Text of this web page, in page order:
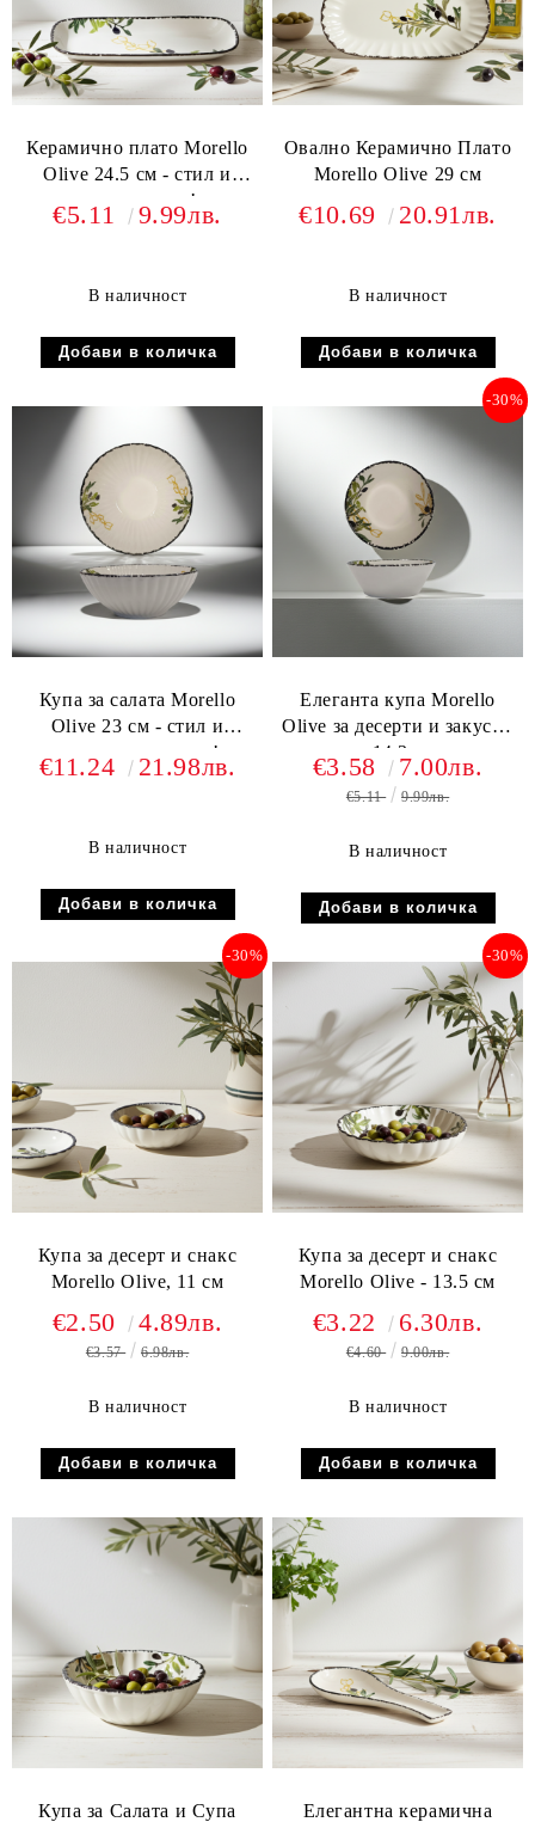
Керамично плато Morello
Olive 24.5 см - стил и
практичност!
€5.11 9.99лв.
В наличност
Овално Керамично Плато
Morello Olive 29 см
€10.69 20.91лв.
В наличност
Купа за салата Morello
Olive 23 см - стил и
свежест на масата!
€11.24 21.98лв.
В наличност
Елеганта купа Morello
Olive за десерти и закуски
- 14.3 см
-30%
€3.58 7.00лв.
€5.11 9.99лв.
В наличност
Купа за десерт и снакс
Morello Olive, 11 см
-30%
€2.50 4.89лв.
€3.57 6.98лв.
В наличност
Купа за десерт и снакс
Morello Olive - 13.5 см
-30%
€3.22 6.30лв.
€4.60 9.00лв.
В наличност
Купа за Салата и Супа Елегантна керамична